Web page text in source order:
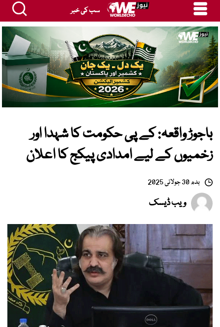
سب کی خبر
باجوڑ واقعہ: کے پی حکومت کا شہدا اور
زخمیوں کے لیے امدادی پیکج کا اعلان
بدھ 30 جولائی 2025
ویب ڈیسک